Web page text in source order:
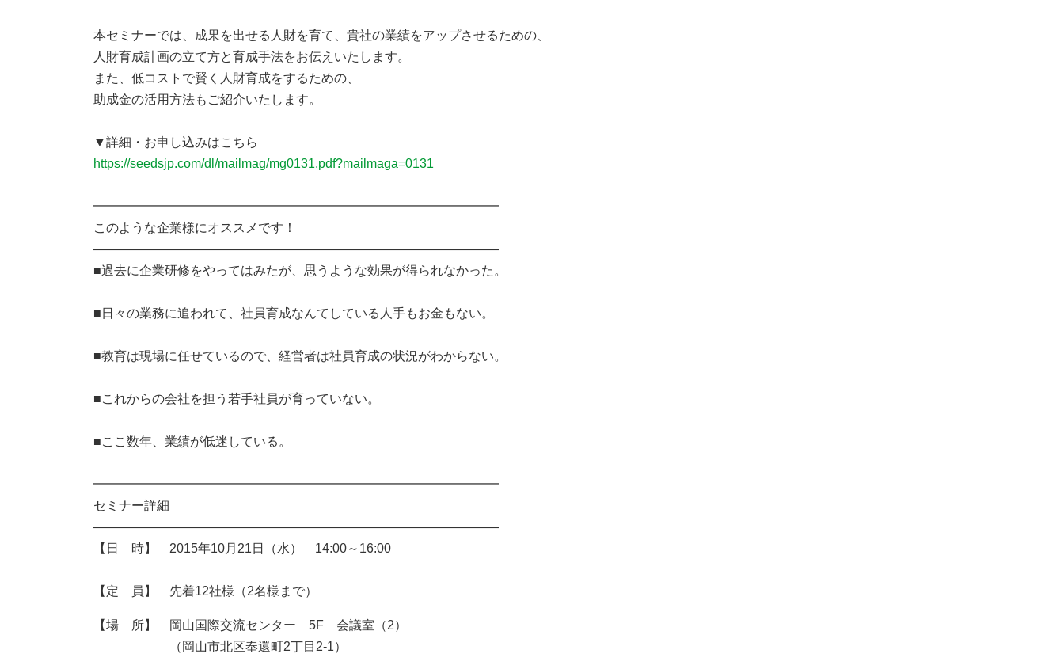
本セミナーでは、成果を出せる人財を育て、貴社の業績をアップさせるための、
人財育成計画の立て方と育成手法をお伝えいたします。
また、低コストで賢く人財育成をするための、
助成金の活用方法もご紹介いたします。
▼詳細・お申し込みはこちら
https://seedsjp.com/dl/mailmag/mg0131.pdf?mailmaga=0131
━━━━━━━━━━━━━━━━━━━━━━━━━━━━━━━━
このような企業様にオススメです！
――――――――――――――――――――――――――――――――
■過去に企業研修をやってはみたが、思うような効果が得られなかった。
■日々の業務に追われて、社員育成なんてしている人手もお金もない。
■教育は現場に任せているので、経営者は社員育成の状況がわからない。
■これからの会社を担う若手社員が育っていない。
■ここ数年、業績が低迷している。
━━━━━━━━━━━━━━━━━━━━━━━━━━━━━━━━
セミナー詳細
――――――――――――――――――――――――――――――――
【日 時】 2015年10月21日（水） 14:00～16:00
【定 員】 先着12社様（2名様まで）
【場 所】 岡山国際交流センター 5F 会議室（2）
（岡山市北区奉還町2丁目2-1）